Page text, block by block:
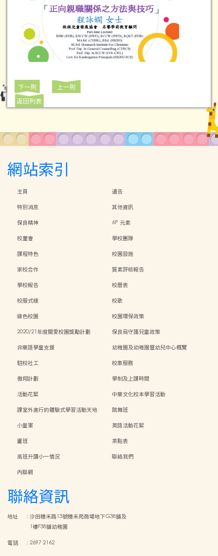
下一則
上一則
返回列表
網站索引
主頁
通告
特別消息
其他資訊
保良精神
6P 元素
校董會
學校團隊
課程特色
校園設施
家校合作
質素評核報告
學校報告
校曆表
校服式樣
校歌
綠色校園
校園環保政策
2020/21年度關愛校園獎勵計劃
保良局守護兒童政策
非華語學童支援
幼稚園及幼稚園暨幼兒中心概覽
駐校社工
校車服務
傲翔計劃
學制及上課時間
活動花絮
中華文化校本學習活動
課室外進行的體驗式學習活動天地
跳舞班
小童軍
英語活動花絮
畫班
茶點表
高班升讀小一情況
聯絡我們
內聯網
聯絡資訊
地址 :沙田穗禾路13號穗禾苑商場地下G38舖及
1樓F38舖幼稚園
電話 :2697 2162